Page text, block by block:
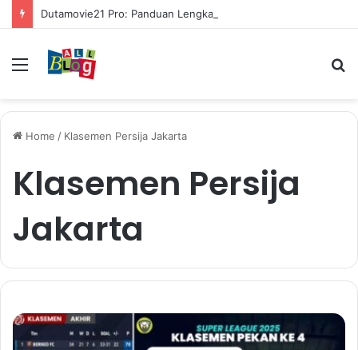
Menu
Home / Klasemen Persija Jakarta
Klasemen Persija
Jakarta